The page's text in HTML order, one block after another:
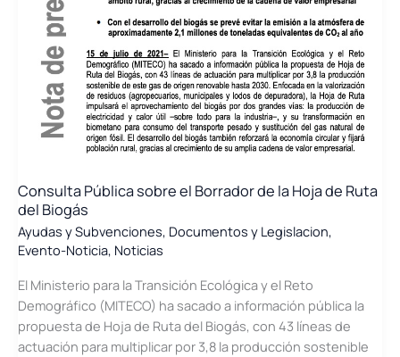
Consulta Pública sobre el Borrador de la Hoja de Ruta
del Biogás
Ayudas y Subvenciones, Documentos y Legislacion,
Evento-Noticia, Noticias
El Ministerio para la Transición Ecológica y el Reto
Demográfico (MITECO) ha sacado a información pública la
propuesta de Hoja de Ruta del Biogás, con 43 líneas de
actuación para multiplicar por 3,8 la producción sostenible